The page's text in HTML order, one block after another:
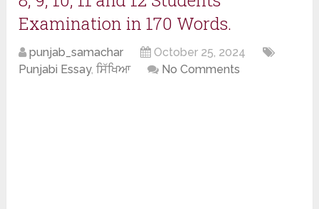
Examination in 170 Words.
punjab_samachar
October 25, 2024
Punjabi Essay,ਸਿੱਖਿਆ No Comments